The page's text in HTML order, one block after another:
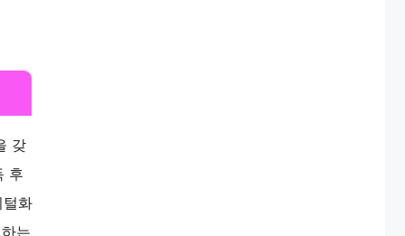
갖
후
화
는